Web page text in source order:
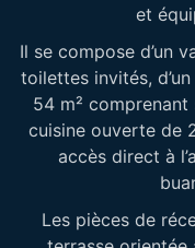
et
Il se compose d’un
toilettes invités,
54 m² comprenant
cuisine ouverte de
accès direct à
Les pièces de